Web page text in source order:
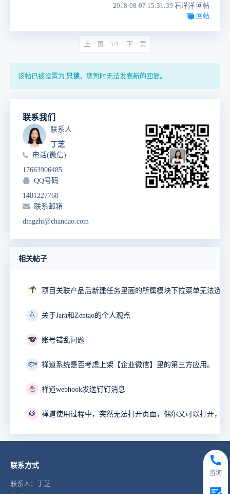
2018-08-07 15:31:39 石洋洋 回帖
回帖
上一页 1/1 下一页
该帖已被设置为 只读，您暂时无法发表新的回复。
联系我们
联系人
丁芝
电话(微信)
17663906485
QQ号码
1481227768
联系邮箱
dingzhi@chandao.com
相关帖子
🌴 项目关联产品后新建任务里面的所属模块下拉菜单无法选择
🍐 关于Jara和Zentao的个人观点
🐨 账号错乱问题
🐟 禅道系统是否考虑上架【企业微信】里的第三方应用。
⛵ 禅道webhook发送钉钉消息
🥁
联系方式
联系人：丁芝
咨询